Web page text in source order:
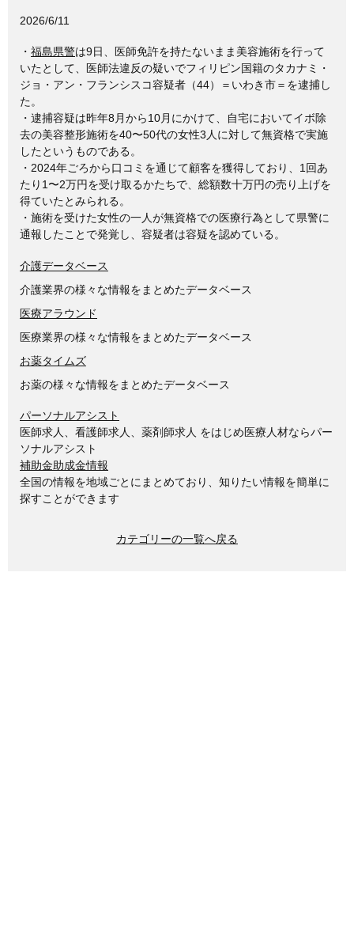
2026/6/11
・ 福島県警は9日、医師免許を持たないまま美容施術を行って
いたとして、医師法違反の疑いでフィリピン国籍のタカナミ・
ジョ・アン・フランシスコ容疑者（44）＝いわき市＝を逮捕し
た。
・逮捕容疑は昨年8月から10月にかけて、自宅においてイボ除
去の美容整形施術を40〜50代の女性3人に対して無資格で実施
したというものである。
・2024年ごろから口コミを通じて顧客を獲得しており、1回あ
たり1〜2万円を受け取るかたちで、総額数十万円の売り上げを
得ていたとみられる。
・施術を受けた女性の一人が無資格での医療行為として県警に
通報したことで発覚し、容疑者は容疑を認めている。
介護データベース
介護業界の様々な情報をまとめたデータベース
医療アラウンド
医療業界の様々な情報をまとめたデータベース
お薬タイムズ
お薬の様々な情報をまとめたデータベース
パーソナルアシスト
医師求人、看護師求人、薬剤師求人 をはじめ医療人材ならパー
ソナルアシスト
補助金助成金情報
全国の情報を地域ごとにまとめており、知りたい情報を簡単に
探すことができます
カテゴリーの一覧へ戻る